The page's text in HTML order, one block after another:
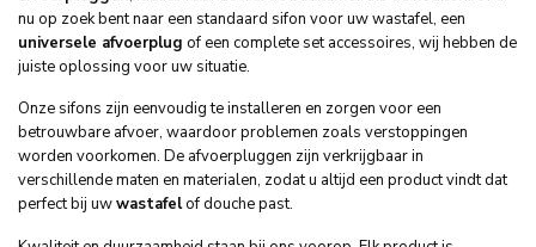
nu op zoek bent naar een standaard sifon voor uw wastafel, een
universele afvoerplug of een complete set accessoires, wij hebben de
juiste oplossing voor uw situatie.
Onze sifons zijn eenvoudig te installeren en zorgen voor een
betrouwbare afvoer, waardoor problemen zoals verstoppingen
worden voorkomen. De afvoerpluggen zijn verkrijgbaar in
verschillende maten en materialen, zodat u altijd een product vindt dat
perfect bij uwwastafelof douche past.